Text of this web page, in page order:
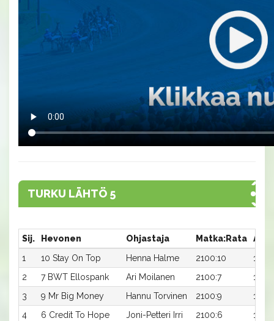
TURKU LÄHTÖ 5
Sij. Hevonen Ohjastaja Matka:Rata
Aika
1
10 Stay On Top Henna Halme 2100:10
14,3a
2
7 BWT Ellospank Ari Moilanen 2100:7
14,4a
3
9 Mr Big Money Hannu Torvinen 2100:9
14,6a
4
6 Credit To Hope Joni-Petteri Irri 2100:6 15,0a